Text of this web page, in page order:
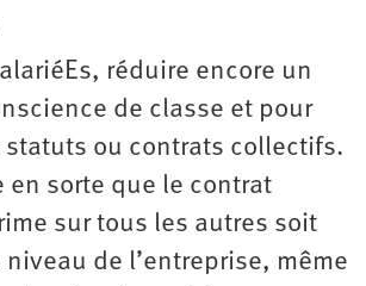
réduire encore un
de classe et pour
statuts ou contrats collectifs.
en sorte que le contrat
sur tous les autres soit
de l’entreprise, même